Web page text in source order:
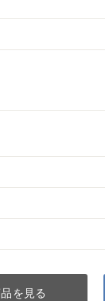
を見る